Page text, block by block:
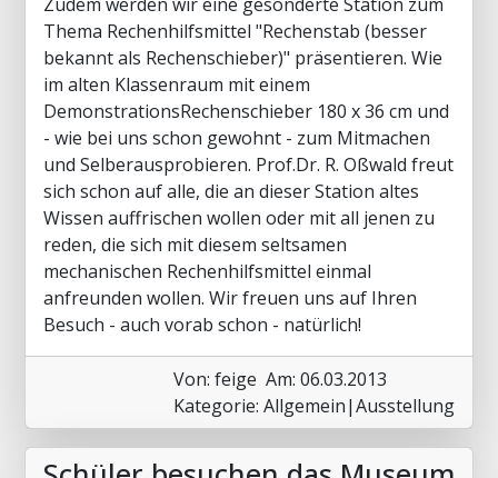
Thema Rechenhilfsmittel "Rechenstab (besser
bekannt als Rechenschieber)" präsentieren. Wie
im alten Klassenraum mit einem
DemonstrationsRechenschieber 180 x 36 cm und
- wie bei uns schon gewohnt - zum Mitmachen
und Selberausprobieren. Prof.Dr. R. Oßwald freut
sich schon auf alle, die an dieser Station altes
Wissen auffrischen wollen oder mit all jenen zu
reden, die sich mit diesem seltsamen
mechanischen Rechenhilfsmittel einmal
anfreunden wollen. Wir freuen uns auf Ihren
Besuch - auch vorab schon - natürlich!
Von: feige Am: 06.03.2013
Kategorie: Allgemein|Ausstellung